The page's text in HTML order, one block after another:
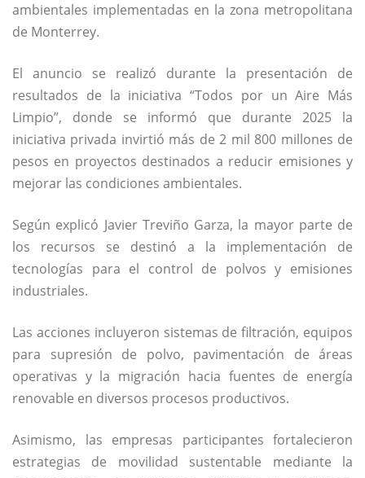
ambientales implementadas en la zona metropolitana
de Monterrey.
El anuncio se realizó durante la presentación de
resultados de la iniciativa “Todos por un Aire Más
Limpio”, donde se informó que durante 2025 la
iniciativa privada invirtió más de 2 mil 800 millones de
pesos en proyectos destinados a reducir emisiones y
mejorar las condiciones ambientales.
Según explicó Javier Treviño Garza, la mayor parte de
los recursos se destinó a la implementación de
tecnologías para el control de polvos y emisiones
industriales.
Las acciones incluyeron sistemas de filtración, equipos
para supresión de polvo, pavimentación de áreas
operativas y la migración hacia fuentes de energía
renovable en diversos procesos productivos.
Asimismo, las empresas participantes fortalecieron
estrategias de movilidad sustentable mediante la